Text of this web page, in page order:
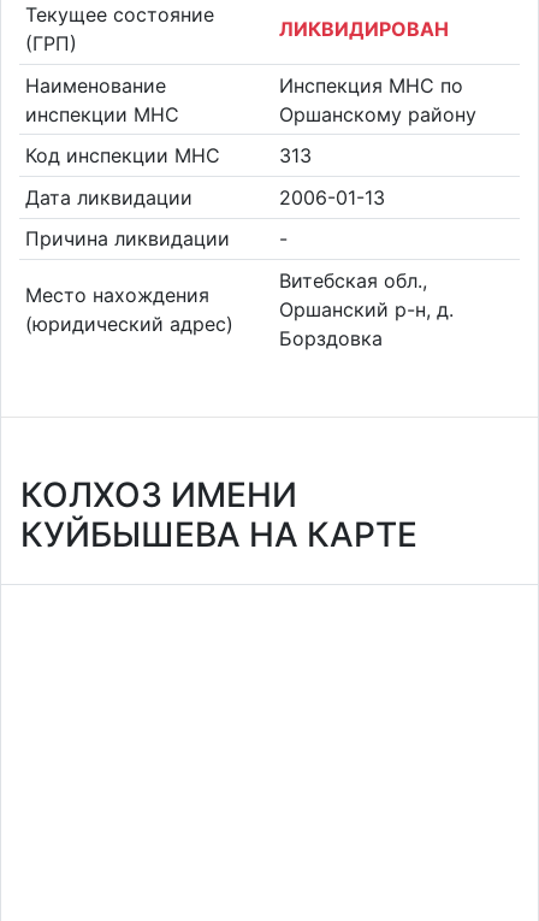
Текущее состояние
(ГРП)
ЛИКВИДИРОВАН
Наименование
инспекции МНС
Инспекция МНС по
Оршанскому району
Код инспекции МНС
313
Дата ликвидации
2006-01-13
Причина ликвидации
-
Место нахождения
(юридический адрес)
Витебская обл.,
Оршанский р-н, д.
Борздовка
КОЛХОЗ ИМЕНИ
КУЙБЫШЕВА НА КАРТЕ